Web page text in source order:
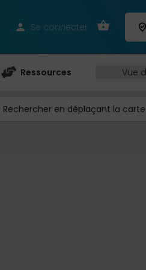
Se connecter
Ressources
Rechercher en déplaçant la carte